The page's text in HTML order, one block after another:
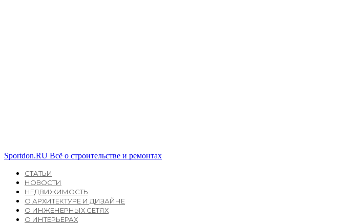
Sportdon.RU Всё о строительстве и ремонтах
СТАТЬИ
НОВОСТИ
НЕДВИЖИМОСТЬ
О АРХИТЕКТУРЕ И ДИЗАЙНЕ
О ИНЖЕНЕРНЫХ СЕТЯХ
О ИНТЕРЬЕРАХ